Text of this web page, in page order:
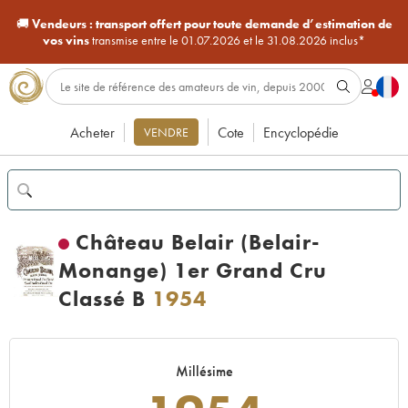
🚚Vendeurs : transport offert pour toute demande d’estimation de
vos vinstransmise entre le 01.07.2026 et le 31.08.2026 inclus*
Acheter VENDRE Cote Encyclopédie
Château Belair (Belair-
Monange) 1er Grand Cru
Classé B 1954
Millésime